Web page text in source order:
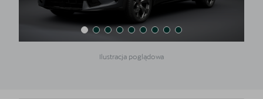
Ilustracja poglądowa